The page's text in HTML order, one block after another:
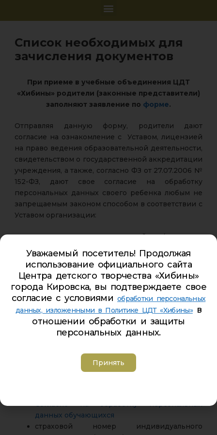
Список необходимых для
зачисления документов
При приеме в учебные объединения ЦДТ
«Хибины» родители (законные представители)
заполняют заявление по форме.
Отправляя данную форму, родители дают
согласие на ознакомление с Уставом, лицензией
на право ведения образовательной деятельности,
свидетельством о государственной аккредитации
учреждения, а также, согласно ФЗ от 27.07.2006 №
152-ФЗ, дают свое согласие на обработку
персональных данных своего ребенка любым не
запрещаемым законом способом в соответствии с
Уставом организации:
заявление родителей (законных
представителей) по установленной форме,
если обучающий достиг 14-летнего возраста,
то необходимо предоставить письменное
разрешения родителей или лиц, их
заменяющих;
при приёме в учебные объединения
физкультурно-спортивной и туристко-
краеведческой направленности необходимо
медицинское заключение о состоянии
копия свидетельства о рождении ребенка
Согласие на обработку персональных
данных обучающихся
страховой номер индивидуального
Уважаемый посетитель! Продолжая
использование официального сайта
Центра детского творчества «Хибины»
города Кировска, вы подтверждаете свое
согласие с условиями обработки персональных
данных, изложенными в Политике ЦДТ «Хибины»в
отношении обработки и защиты
персональных данных.
Принять